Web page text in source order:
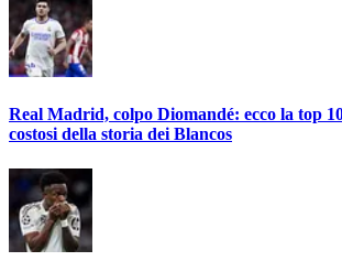
Real Madrid, colpo Diomandé: ecco la top
costosi della storia dei Blancos